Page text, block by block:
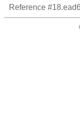
Reference